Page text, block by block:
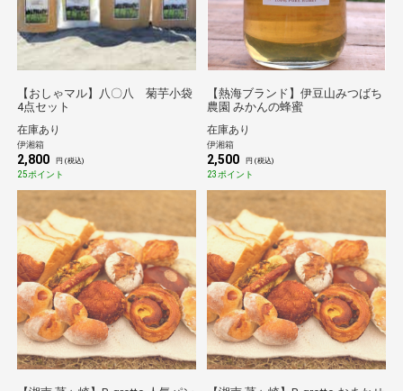
【おしゃマル】八〇八 菊芋小袋
4点セット
在庫あり
伊湘箱
2,800 円 (税込)
25ポイント
【熱海ブランド】伊豆山みつばち
農園 みかんの蜂蜜
在庫あり
伊湘箱
2,500 円 (税込)
23ポイント